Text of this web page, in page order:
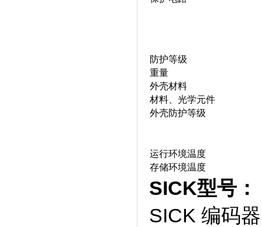
防护等级
重量
外壳材料
材料、光学元件
外壳防护等级
运行环境温度
存储环境温度
SICK型号：
SICK 编码